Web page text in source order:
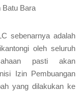
Batu Bara
sebenarnya adalah
oleh seluruh
pasti akan
Izin Pembuangan
yang dilakukan ke